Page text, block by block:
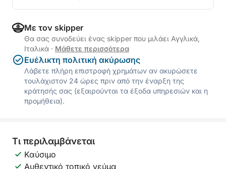
Με τον skipper
Θα σας συνοδεύει ένας skipper που μιλάει Αγγλικά,
Ιταλικά · Μάθετε περισσότερα
Ευέλικτη πολιτική ακύρωσης
Λάβετε πλήρη επιστροφή χρημάτων αν ακυρώσετε
τουλάχιστον 24 ώρες πριν από την έναρξη της
κράτησής σας (εξαιρούνται τα έξοδα υπηρεσιών και η
προμήθεια).
Τι περιλαμβάνεται
Καύσιμο
Αυθεντικό τοπικό γεύμα